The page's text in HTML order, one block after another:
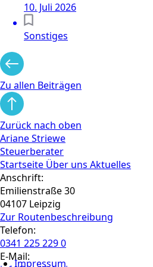
Impressum
10. Juli 2026
Sonstiges
Zu allen Beiträgen
Zurück nach oben
Ariane Striewe
Steuerberater
Startseite Über uns Aktuelles
Anschrift:
Emilienstraße 30
04107 Leipzig
Zur Routen­beschreibung
Telefon:
0341 225 229 0
E-Mail: